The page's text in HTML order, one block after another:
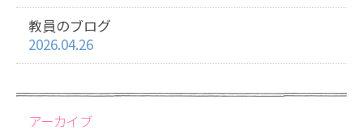
教員のブログ
2026.04.26
アーカイブ